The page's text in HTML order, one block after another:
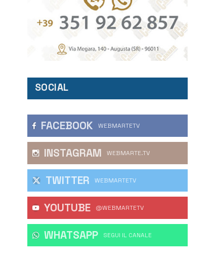
SOCIAL
FACEBOOK WEBMARTETV
INSTAGRAM WEBMARTE.TV
TWITTER WEBMARTETV
YOUTUBE @WEBMARTETV
WHATSAPP ‎SEGUI IL CANALE